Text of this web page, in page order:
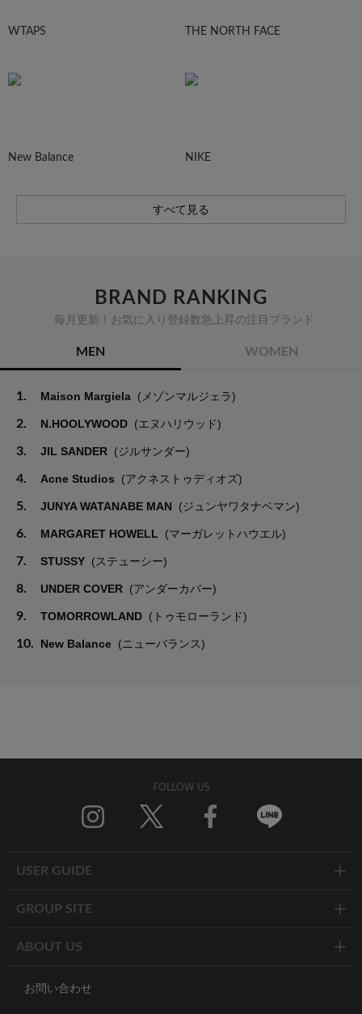
WTAPS THE NORTH FACE
New Balance NIKE
すべて見る
BRAND RANKING
毎月更新！お気に入り登録数急上昇の注目ブランド
MEN WOMEN
1. Maison Margiela (メゾンマルジェラ)
2. N.HOOLYWOOD (エヌハリウッド)
3. JIL SANDER (ジルサンダー)
4. Acne Studios (アクネストゥディオズ)
5. JUNYA WATANABE MAN (ジュンヤワタナベマン)
6. MARGARET HOWELL (マーガレットハウエル)
7. STUSSY (ステューシー)
8. UNDER COVER (アンダーカバー)
9. TOMORROWLAND (トゥモローランド)
10. New Balance (ニューバランス)
FOLLOW US
USER GUIDE
GROUP SITE
ABOUT US
お問い合わせ